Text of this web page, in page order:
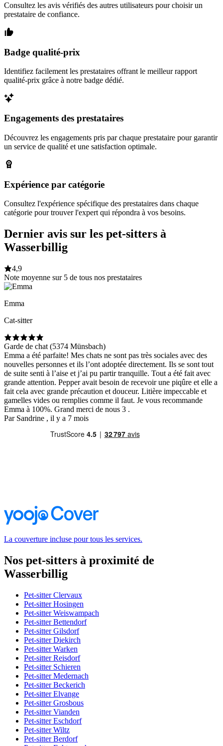
Consultez les avis vérifiés des autres utilisateurs pour choisir un
prestataire de confiance.
Badge qualité-prix
Identifiez facilement les prestataires offrant le meilleur rapport
qualité-prix grâce à notre badge dédié.
Engagements des prestataires
Découvrez les engagements pris par chaque prestataire pour garantir
un service de qualité et une satisfaction optimale.
Expérience par catégorie
Consultez l'expérience spécifique des prestataires dans chaque
catégorie pour trouver l'expert qui répondra à vos besoins.
Dernier avis sur les pet-sitters à
Wasserbillig
4,9
Note moyenne sur 5 de tous nos prestataires
Emma
Cat-sitter
Garde de chat (5374 Münsbach)
Emma a été parfaite! Mes chats ne sont pas très sociales avec des
nouvelles personnes et ils l’ont adoptée directement. Ils se sont tout
de suite senti à l’aise et j’ai pu partir tranquille. Tout a été fait avec
grande attention. Pepper avait besoin de recevoir une piqûre et elle a
fait cela avec grande précaution et douceur. Litière impeccable et
gamelles vides ou remplies comme il faut. Je vous recommande
Emma à 100%. Grand merci de nous 3 .
Par Sandrine , il y a 7 mois
La couverture incluse pour tous les services.
Nos pet-sitters à proximité de
Wasserbillig
Pet-sitter Clervaux
Pet-sitter Hosingen
Pet-sitter Weiswampach
Pet-sitter Bettendorf
Pet-sitter Gilsdorf
Pet-sitter Diekirch
Pet-sitter Warken
Pet-sitter Reisdorf
Pet-sitter Schieren
Pet-sitter Medernach
Pet-sitter Beckerich
Pet-sitter Elvange
Pet-sitter Grosbous
Pet-sitter Vianden
Pet-sitter Eschdorf
Pet-sitter Wiltz
Pet-sitter Berdorf